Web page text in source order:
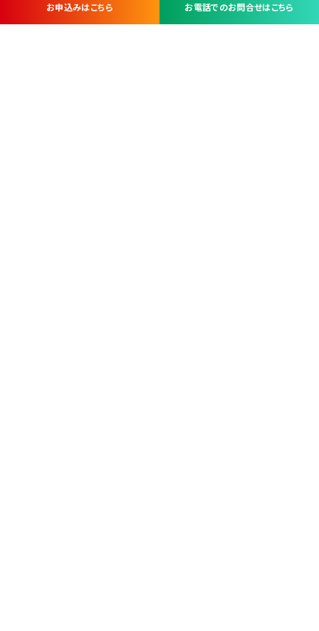
お申込みはこちら お電話でのお問合せはこちら